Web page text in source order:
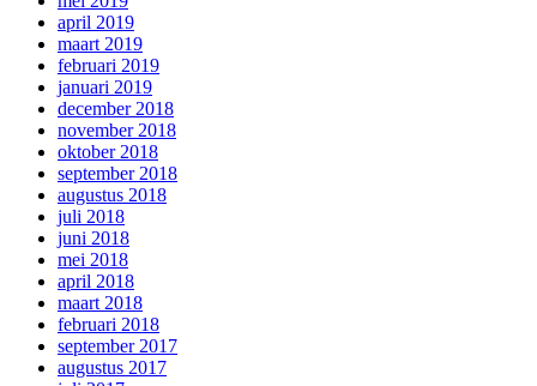
april 2019
maart 2019
februari 2019
januari 2019
december 2018
november 2018
oktober 2018
september 2018
augustus 2018
juli 2018
juni 2018
mei 2018
april 2018
maart 2018
februari 2018
september 2017
augustus 2017